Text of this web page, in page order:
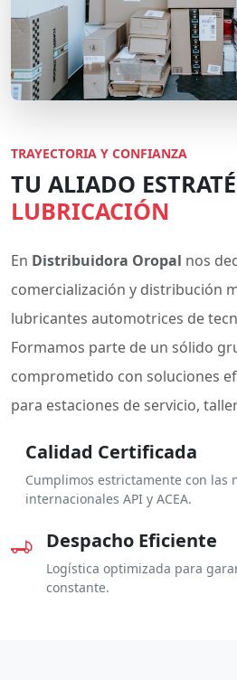
TRAYECTORIA Y CONFIANZA
TU ALIADO
LUBRICACIÓN
En Distribuidora Oropal nos
comercialización y distribución
lubricantes automotrices de
Formamos parte de un sólido
comprometido con soluciones
para estaciones de servicio,
Calidad Certificada
Cumplimos estrictamente con las
internacionales API y ACEA.
Despacho Eficiente
Logística optimizada para
constante.